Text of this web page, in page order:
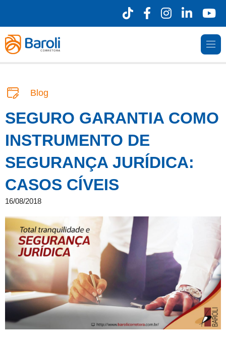
Blog
SEGURO GARANTIA COMO
INSTRUMENTO DE
SEGURANÇA JURÍDICA:
CASOS CÍVEIS
16/08/2018